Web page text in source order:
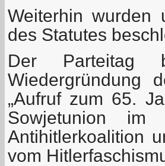
Weiterhin wurden
des Statutes
Der Parteitag
Wiedergründung
„Aufruf zum 65.
Sowjetunion
Antihitlerkoalition
vom